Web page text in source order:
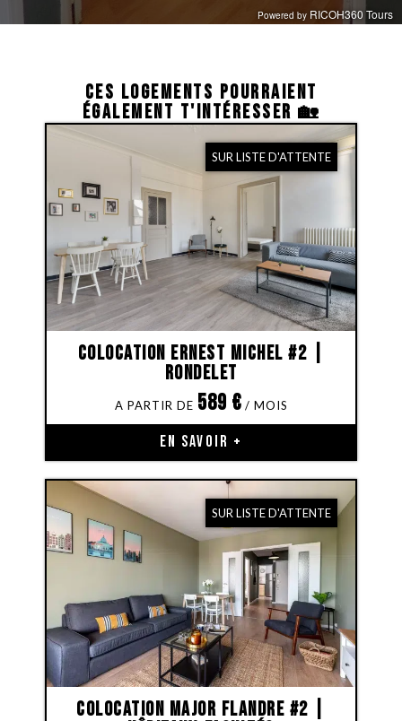
CES LOGEMENTS POURRAIENT
ÉGALEMENT T'INTÉRESSER 🏡
SUR LISTE D'ATTENTE
Colocation Ernest Michel #2 |
Rondelet
589 €
EN SAVOIR +
SUR LISTE D'ATTENTE
Colocation Major Flandre #2 |